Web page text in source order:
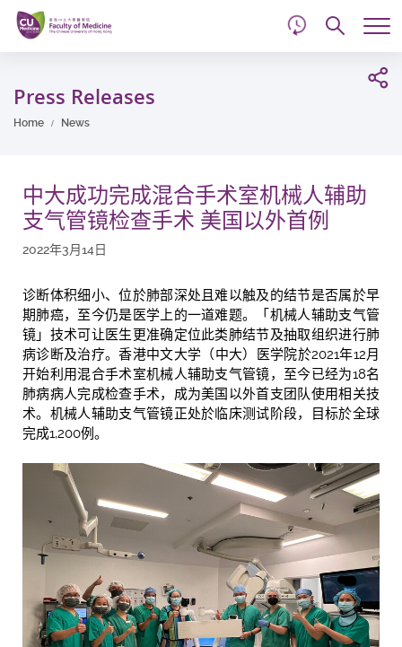
Skip
main
content
Press Releases
Home News
中大成功完成混合手术室机械人辅助
支气管镜检查手术 美国以外首例
2022年3月14日
诊断体积细小、位於肺部深处且难以触及的结节是否属於早
期肺癌，至今仍是医学上的一道难题。「机械人辅助支气管
镜」技术可让医生更准确定位此类肺结节及抽取组织进行肺
病诊断及治疗。香港中文大学（中大）医学院於2021年12月
开始利用混合手术室机械人辅助支气管镜，至今已经为18名
肺病病人完成检查手术，成为美国以外首支团队使用相关技
术。机械人辅助支气管镜正处於临床测试阶段，目标於全球
完成1,200例。